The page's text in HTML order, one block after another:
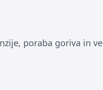
poraba goriva in